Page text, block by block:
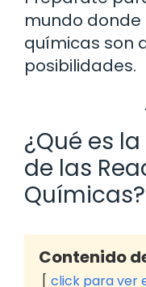
mundo
químicas son
posibilidades.
¿Qué es
de las
Químicas?
Contenido
click para ver